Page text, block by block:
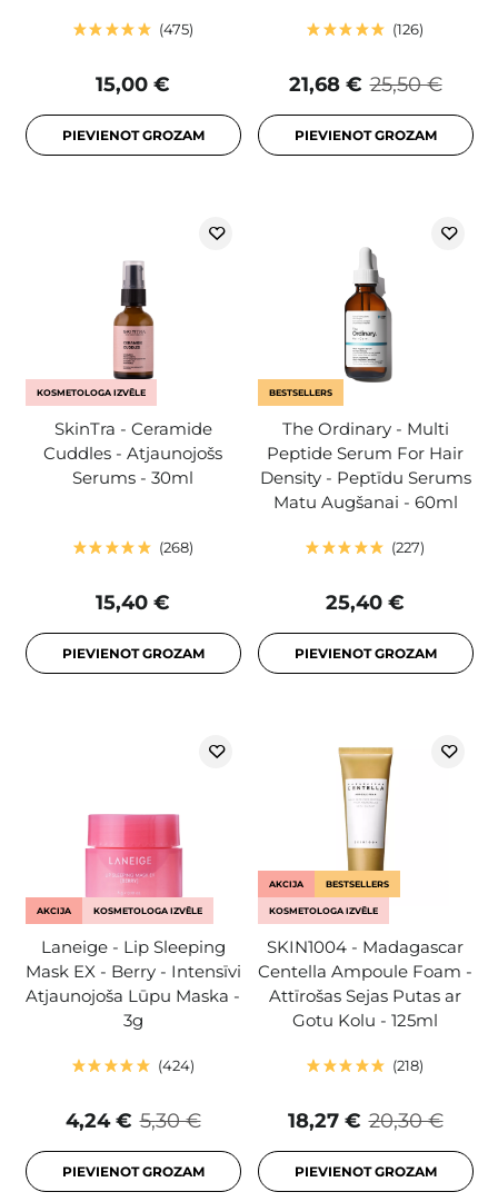
475
15,00 €
PIEVIENOT GROZAM
126
25,50 €
21,68 €
PIEVIENOT GROZAM
KOSMETOLOGA IZVĒLE
SkinTra - Ceramide
Cuddles - Atjaunojošs
Serums - 30ml
268
15,40 €
PIEVIENOT GROZAM
BESTSELLERS
The Ordinary - Multi
Peptide Serum For Hair
Density - Peptīdu Serums
Matu Augšanai - 60ml
227
25,40 €
PIEVIENOT GROZAM
AKCIJA KOSMETOLOGA IZVĒLE
Laneige - Lip Sleeping
Mask EX - Berry - Intensīvi
Atjaunojoša Lūpu Maska -
3g
424
5,30 €
4,24 €
PIEVIENOT GROZAM
AKCIJA BESTSELLERS
KOSMETOLOGA IZVĒLE
SKIN1004 - Madagascar
Centella Ampoule Foam -
Attīrošas Sejas Putas ar
Gotu Kolu - 125ml
218
20,30 €
18,27 €
PIEVIENOT GROZAM